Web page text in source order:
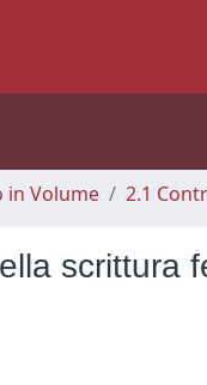
in Volume 2.1
scrittura